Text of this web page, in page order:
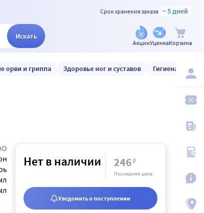
Срок хранения заказа ~ 5 дней
Искать
АкцииУценкаКорзина
орви и гриппа Здоровье ног и суставов Гигиена и уход
Нет в наличии 246₽
Последняя цена
Уведомить о поступлении